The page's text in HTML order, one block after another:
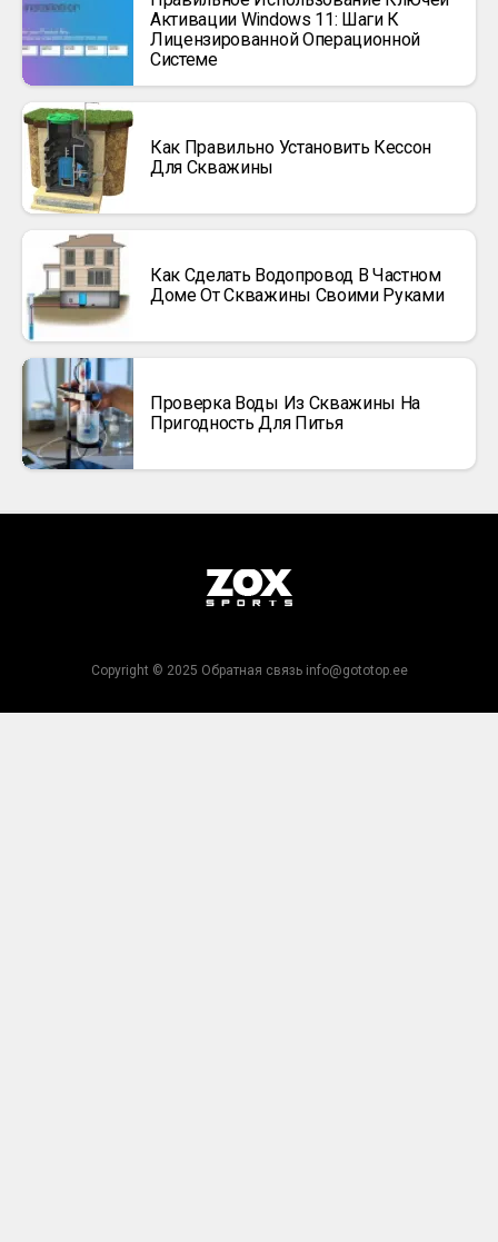
Активации Windows 11: Шаги К
Лицензированной Операционной
Системе
Как Правильно Установить Кессон
Для Скважины
Как Сделать Водопровод В Частном
Доме От Скважины Своими Руками
Проверка Воды Из Скважины На
Пригодность Для Питья
Copyright © 2025 Обратная связь info@gototop.ee